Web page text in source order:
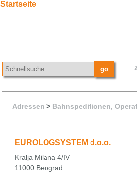
Adressen > Bahnspeditionen,
EUROLOGSYSTEM d.o.o.
Kralja Milana 4/IV
11000 Beograd